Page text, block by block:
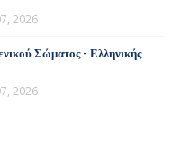
2026
Σώματος - Ελληνικής
2026